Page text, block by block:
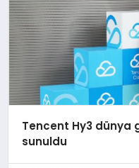
Tencent Hy3 dünya
sunuldu